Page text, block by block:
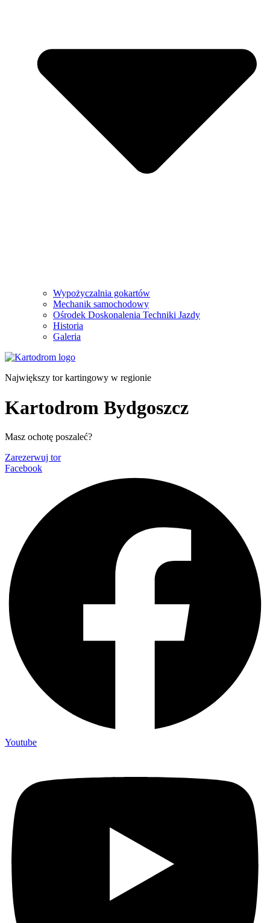
Wypożyczalnia gokartów
Mechanik samochodowy
Ośrodek Doskonalenia Techniki Jazdy
Historia
Galeria
Największy tor kartingowy w regionie
Kartodrom Bydgoszcz
Masz ochotę poszaleć?
Zarezerwuj tor
Facebook
Youtube